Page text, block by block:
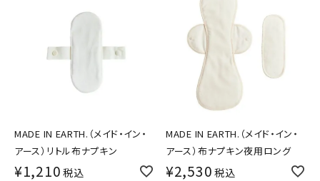
MADE IN EARTH.（メイド・イン・
アース）リトル布ナプキン
¥1,210 税込
MADE IN EARTH.（メイド・イン・
アース）布ナプキン夜用ロング
¥2,530 税込